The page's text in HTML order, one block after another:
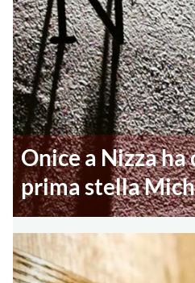
Onice a Nizza
prima stella